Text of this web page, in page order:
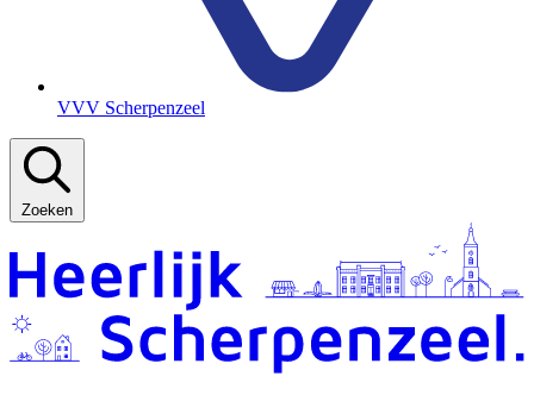
VVV Scherpenzeel
Zoeken